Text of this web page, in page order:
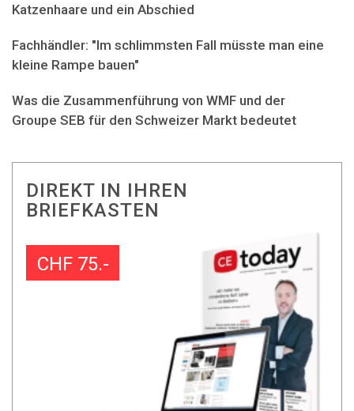
Katzenhaare und ein Abschied
Fachhändler: "Im schlimmsten Fall müsste man eine
kleine Rampe bauen"
Was die Zusammenführung von WMF und der
Groupe SEB für den Schweizer Markt bedeutet
DIREKT IN IHREN
BRIEFKASTEN
CHF 75.-